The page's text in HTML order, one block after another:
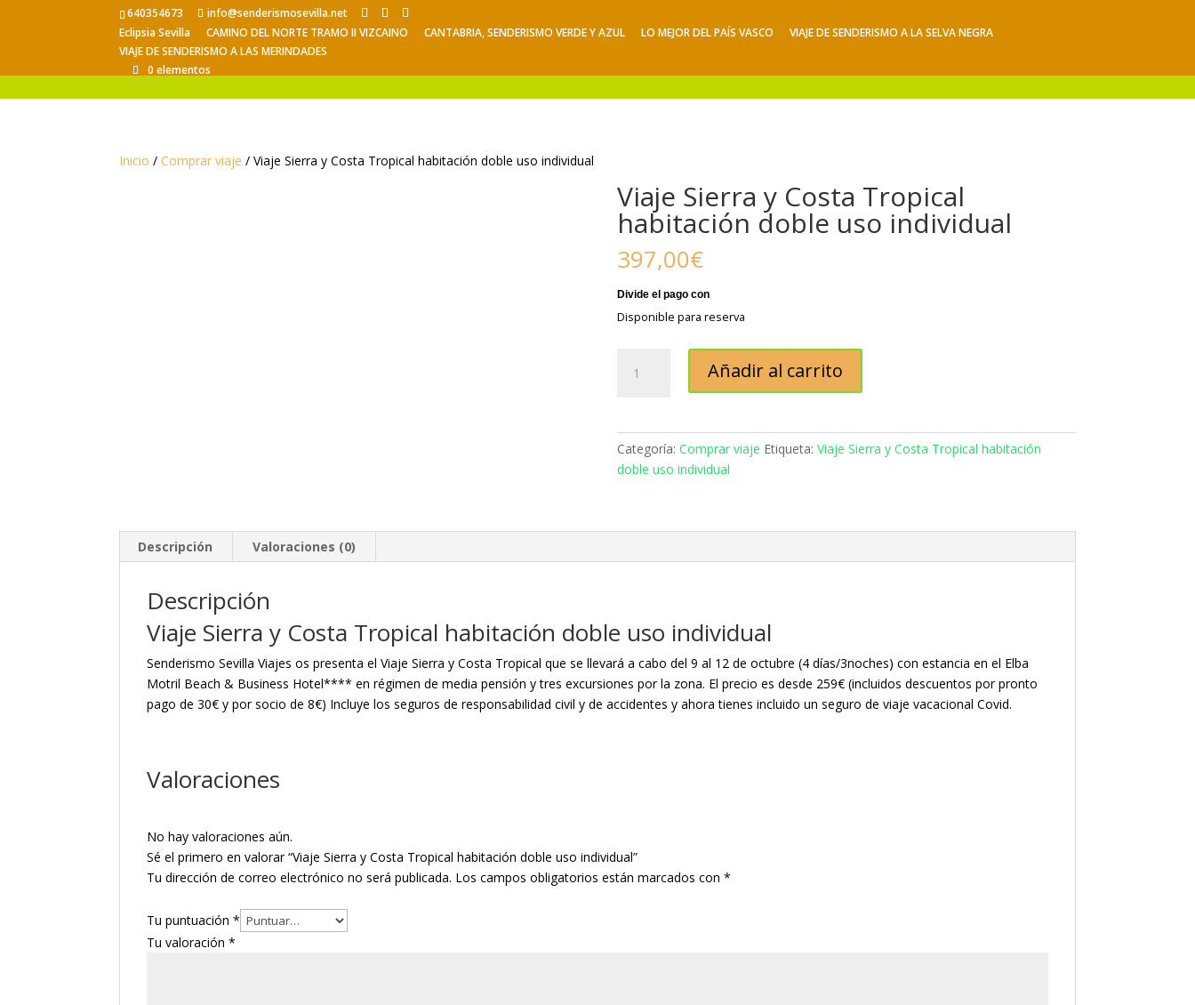
640354673
info@senderismosevilla.net
Eclipsia Sevilla
CAMINO DEL NORTE TRAMO II VIZCAINO CANTABRIA, SENDERISMO VERDE Y AZUL LO MEJOR DEL PAÍS VASCO
VIAJE DE SENDERISMO A LA SELVA NEGRA
VIAJE DE SENDERISMO A LAS MERINDADES
0 elementos
Inicio / Comprar viaje / Viaje Sierra y Costa Tropical habitación doble uso individual
Viaje Sierra y Costa Tropical
habitación doble uso individual
397,00€
Disponible para reserva
Sierra
habitación
Añadir al carrito
Categoría: Comprar viaje Etiqueta: Viaje Sierra y Costa Tropical habitación
doble uso individual
Descripción Valoraciones (0)
Descripción
Viaje Sierra y Costa Tropical habitación doble uso individual
Senderismo Sevilla Viajes os presenta el Viaje Sierra y Costa Tropical que se llevará a cabo del 9 al 12 de octubre (4 días/3noches) con estancia en el Elba
Motril Beach & Business Hotel**** en régimen de media pensión y tres excursiones por la zona. El precio es desde 259€ (incluidos descuentos por pronto
pago de 30€ y por socio de 8€) Incluye los seguros de responsabilidad civil y de accidentes y ahora tienes incluido un seguro de viaje vacacional Covid.
Valoraciones
No hay valoraciones aún.
Sé el primero en valorar “Viaje Sierra y Costa Tropical habitación doble uso individual”
Tu dirección de correo electrónico no será publicada. Los campos obligatorios están marcados con*
Tu puntuación*
Tu valoración*